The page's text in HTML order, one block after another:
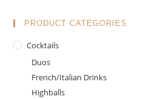
PRODUCT CATEGORIES
Cocktails
Duos
French/Italian Drinks
Highballs